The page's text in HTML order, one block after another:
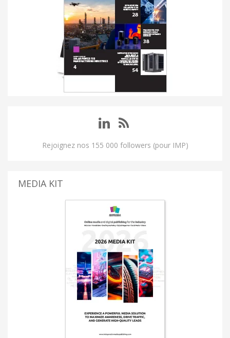
Rejoignez nos 155 000 followers (pour IMP)
MEDIA KIT